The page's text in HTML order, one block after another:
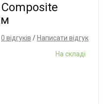
0 відгуків / Написати відгук
На складі